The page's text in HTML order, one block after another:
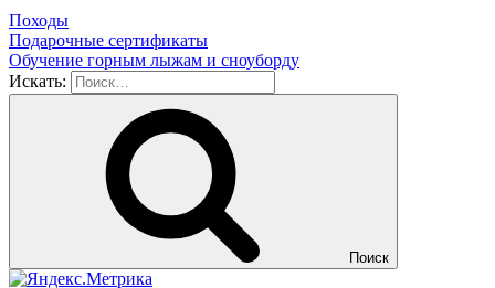
Походы
Подарочные сертификаты
Обучение горным лыжам и сноуборду
Искать:
Поиск